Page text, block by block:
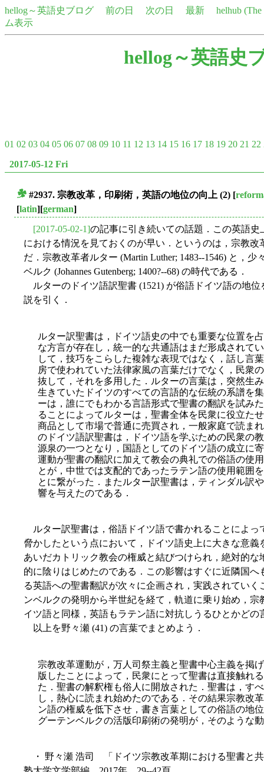
hellog～英語史ブログ 前の日 次の日 最新
helhub
ム表示
hellog～英語史
01 02 03 04 05 06 07 08 09 10 11 12 13 14 15 16 17 18 19 20 21 22
2017-05-12 Fri
#2937. 宗教改革，印刷術，英語の地位の向上 (2) [
[latin][german]
[2017-05-02-1]の記事に引き続いての話題．この英語
における情況を見ておくのが早い．というのは，宗教
だ．宗教改革者ルター (Martin Luther; 1483--1546) と，
ベルク (Johannes Gutenberg; 1400?--68) の時代である．
ルターのドイツ語訳聖書 (1521) が俗語ドイツ語の地
説を引く．
ルター訳聖書は，ドイツ語史の中でも重要な位置を
な方言が存在し，統一的な共通語はまだ形成されて
して，技巧をこらした複雑な表現ではなく，話し言
房で使われていた法律家風の言葉だけでなく，民衆
抜して，それを多用した．ルターの言葉は，突然生
生きていたドイツのすべての言語的な伝統の系譜を
ーは，誰にでもわかる言語形式で聖書の翻訳を試み
ることによってルターは，聖書全体を民衆に役立た
商品として市場で普通に売買され，一般家庭で読ま
のドイツ語訳聖書は，ドイツ語を学ぶための民衆の
源泉の一つとなり，国語としてのドイツ語の成立に
運動が聖書の翻訳に加えて教会の典礼での俗語の使
とが，中世では支配的であったラテン語の使用範囲
とに繋がった．またルター訳聖書は，ティンダル訳
響を与えたのである．
ルター訳聖書は，俗語ドイツ語で書かれることによっ
脅かしたという点において，ドイツ語史上に大きな意
あいだカトリック教会の権威と結びつけられ，絶対的
的に陰りはじめたのである．この影響はすぐに近隣国
る英語への聖書翻訳が次々に企画され，実践されてい
ンベルクの発明から半世紀を経て，軌道に乗り始め，
イツ語と同様，英語もラテン語に対抗しうるひとかど
以上を野々瀬 (41) の言葉でまとめよう．
宗教改革運動が，万人司祭主義と聖書中心主義を掲
版したことによって，民衆にとって聖書は直接触れ
た．聖書の解釈権も俗人に開放された．聖書は，す
し，熱心に読まれ始めたのである．その結果宗教改
ン語の権威を低下させ，書き言葉としての俗語の地
グーテンベルクの活版印刷術の発明が，そのような
・ 野々瀬 浩司 「ドイツ宗教改革期における聖書と